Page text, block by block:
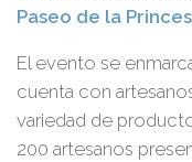
Paseo de la
El evento se
cuenta con
variedad de
200 artesanos